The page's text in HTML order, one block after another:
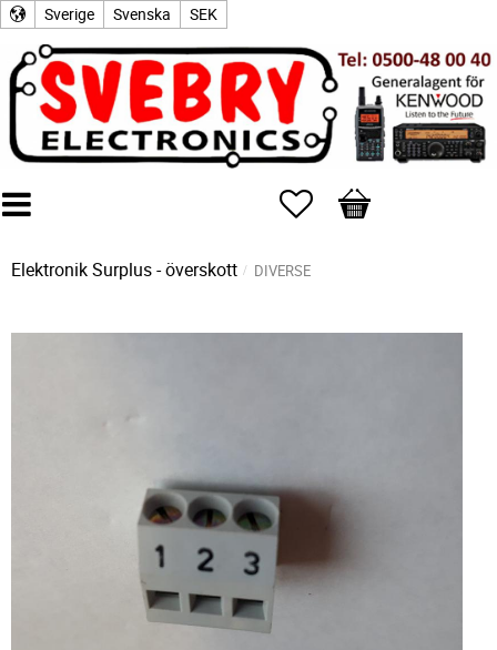
Sverige Svenska SEK
Favoriter
Kundvagn
Elektronik Surplus - överskott DIVERSE